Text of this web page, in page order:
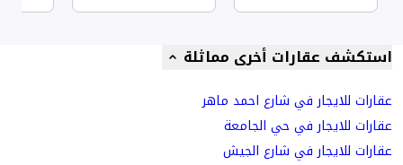
استكشف عقارات أخرى مماثلة
عقارات للايجار في شارع احمد ماهر
عقارات للايجار في حي الجامعة
عقارات للايجار في شارع الجيش